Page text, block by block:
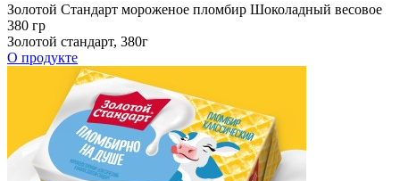
Золотой Стандарт мороженое пломбир Шоколадный весовое
380 гр
Золотой стандарт, 380г
О продукте